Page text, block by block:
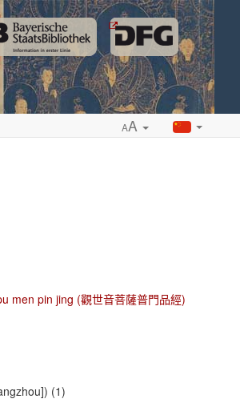
AA
men pin jing (觀世音菩薩普門品經)
(1)